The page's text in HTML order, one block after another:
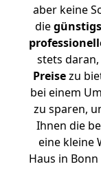
aber keine
die
stets
Preisezu
bei einem
zu sparen,
Ihnen die
eine kleine
Haus in